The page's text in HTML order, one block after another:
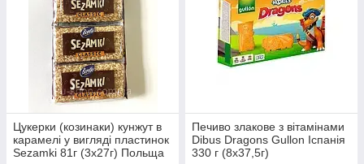
Цукерки (козинаки) кунжут в
карамелі у вигляді пластинок
Sezamki 81г (3х27г) Польща
Печиво злакове з вітамінами
Dibus Dragons Gullon Іспанія
330 г (8х37,5г)